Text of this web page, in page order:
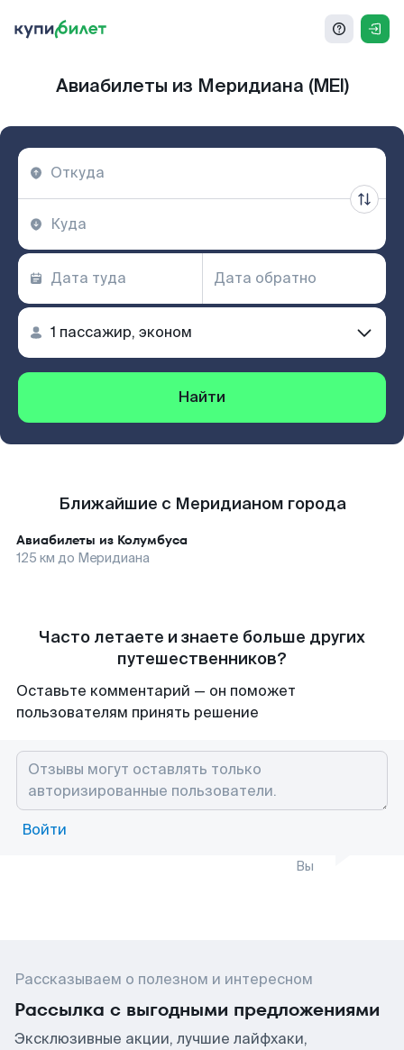
Авиабилеты из Меридиана (MEI)
Найти
Ближайшие с Меридианом города
Авиабилеты из Колумбуса
125 км до Меридиана
Часто летаете и знаете больше других
путешественников?
Оставьте комментарий — он поможет
пользователям принять решение
Войти
Вы
Рассказываем о полезном и интересном
Рассылка с выгодными предложениями
Эксклюзивные акции, лучшие лайфхаки,